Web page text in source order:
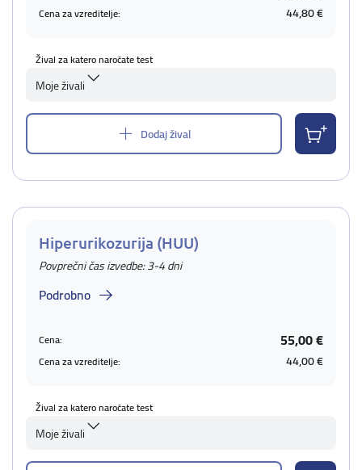
Cena za vzreditelje: 44,80 €
Žival za katero naročate test
Moje živali
Dodaj žival
Hiperurikozurija (HUU)
Povprečni čas izvedbe: 3-4 dni
Podrobno
Cena: 55,00 €
Cena za vzreditelje: 44,00 €
Žival za katero naročate test
Moje živali